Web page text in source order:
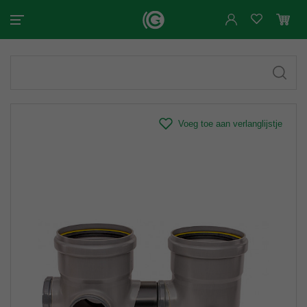
Voeg toe aan verlanglijstje